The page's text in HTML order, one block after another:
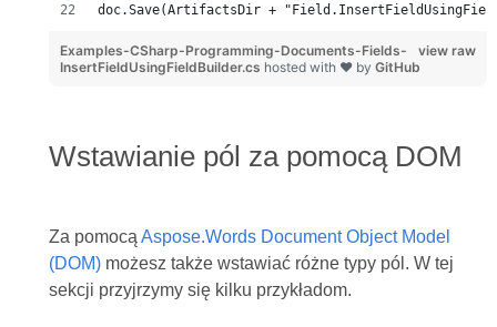
doc.Save(ArtifactsDir +
view raw
Examples-CSharp-Programming-Documents-Fields-
InsertFieldUsingFieldBuilder.cs hosted with ❤ by GitHub
Wstawianie pól za pomocą DOM
Za pomocą Aspose.Words Document Object Model
(DOM)możesz także wstawiać różne typy pól. W tej
sekcji przyjrzymy się kilku przykładom.